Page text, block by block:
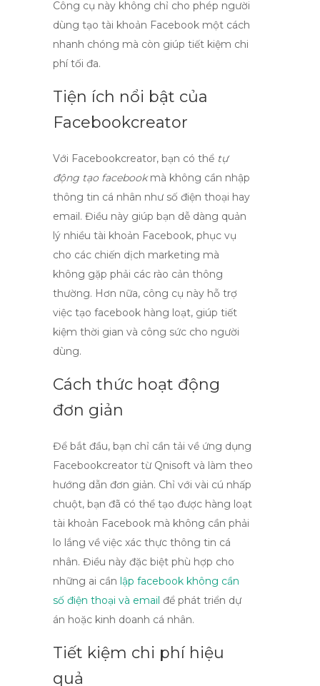
Công cụ này không chỉ cho phép người
dùng tạo tài khoản Facebook một cách
nhanh chóng mà còn giúp tiết kiệm chi
phí tối đa.
Tiện ích nổi bật của
Facebookcreator
Với Facebookcreator, bạn có thể tự
động tạo facebookmà không cần nhập
thông tin cá nhân như số điện thoại hay
email. Điều này giúp bạn dễ dàng quản
lý nhiều tài khoản Facebook, phục vụ
cho các chiến dịch marketing mà
không gặp phải các rào cản thông
thường. Hơn nữa, công cụ này hỗ trợ
việc tạo facebook hàng loạt, giúp tiết
kiệm thời gian và công sức cho người
dùng.
Cách thức hoạt động
đơn giản
Để bắt đầu, bạn chỉ cần tải về ứng dụng
Facebookcreator từ Qnisoft và làm theo
hướng dẫn đơn giản. Chỉ với vài cú nhấp
chuột, bạn đã có thể tạo được hàng loạt
tài khoản Facebook mà không cần phải
lo lắng về việc xác thực thông tin cá
nhân. Điều này đặc biệt phù hợp cho
những ai cần lập facebook không cần
số điện thoại và email để phát triển dự
án hoặc kinh doanh cá nhân.
Tiết kiệm chi phí hiệu
quả